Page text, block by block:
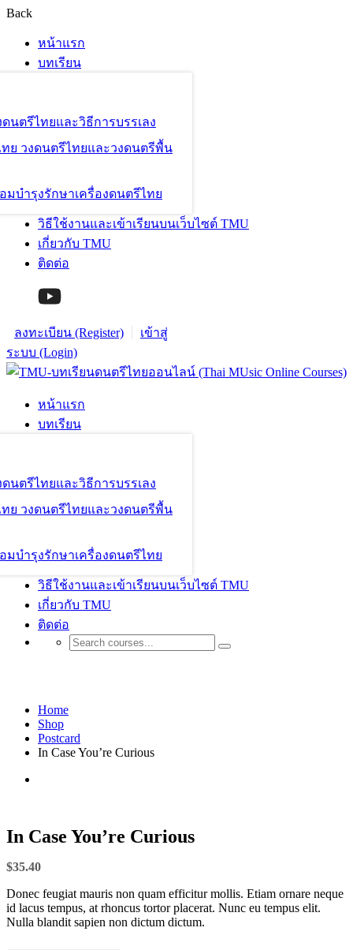
Back
หน้าแรก
บทเรียน
ดนตรีไทยและวิธีการบรรเลง
ทย วงดนตรีไทยและวงดนตรีพื้น
มบำรุงรักษาเครื่องดนตรีไทย
วิธีใช้งานและเข้าเรียนบนเว็บไซต์ TMU
เกี่ยวกับ TMU
ติดต่อ
ลงทะเบียน (Register)
เข้าสู่
ระบบ (Login)
หน้าแรก
บทเรียน
ดนตรีไทยและวิธีการบรรเลง
ทย วงดนตรีไทยและวงดนตรีพื้น
มบำรุงรักษาเครื่องดนตรีไทย
วิธีใช้งานและเข้าเรียนบนเว็บไซต์ TMU
เกี่ยวกับ TMU
ติดต่อ
Home
Shop
Postcard
In Case You’re Curious
In Case You’re Curious
$35.40
Donec feugiat mauris non quam efficitur mollis. Etiam ornare neque
id lacus tempus, at rhoncus tortor placerat. Nunc eu tempus elit.
Nulla blandit sapien non dictum dictum.